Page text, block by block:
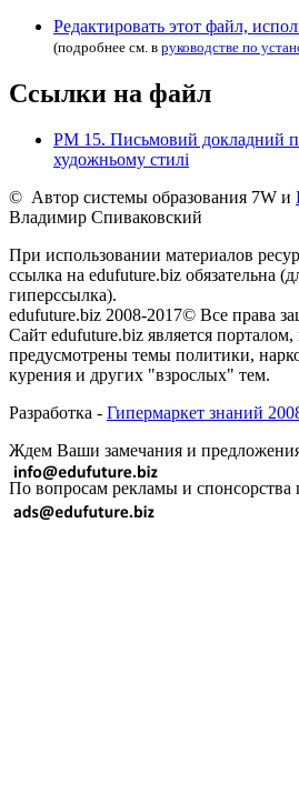
Редактировать этот файл,
(подробнее см. в руководстве по
Ссылки на файл
РМ 15. Письмовий докладний
художньому стилі
© Автор системы образования 7W и
Владимир Спиваковский
При использовании материалов
ссылка на edufuture.biz обязательна
гиперссылка).
edufuture.biz 2008-2017© Все права
Сайт edufuture.biz является
предусмотрены темы политики,
курения и других "взрослых" тем.
Разработка - Гипермаркет знаний
Ждем Ваши замечания и
По вопросам рекламы и спонсорства